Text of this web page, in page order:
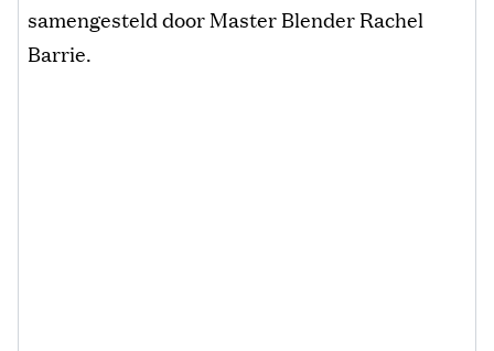
samengesteld door Master Blender Rachel
Barrie.